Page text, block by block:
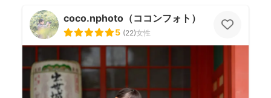
coco.nphoto（ココンフォト）
5 (22)女性